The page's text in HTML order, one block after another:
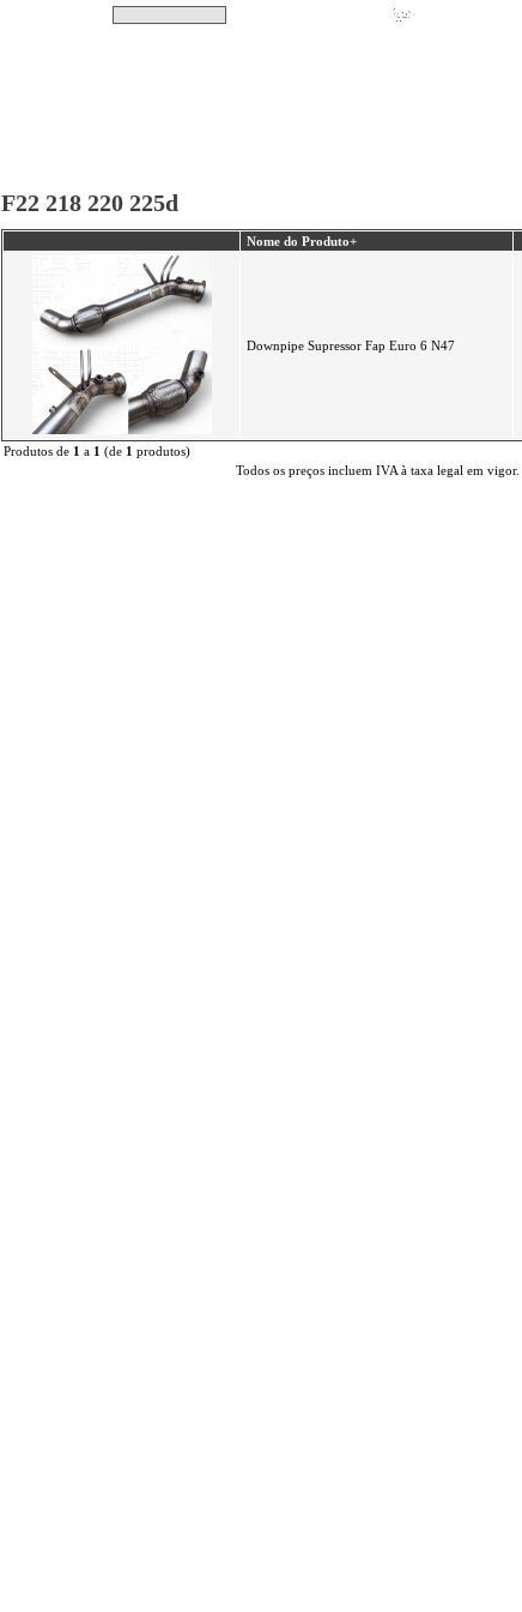
F22 218 220 225d
Nome do Produto+
Downpipe Supressor Fap Euro 6 N47
Produtos de 1 a 1 (de 1 produtos)
Todos os preços incluem IVA à taxa legal em vigor.